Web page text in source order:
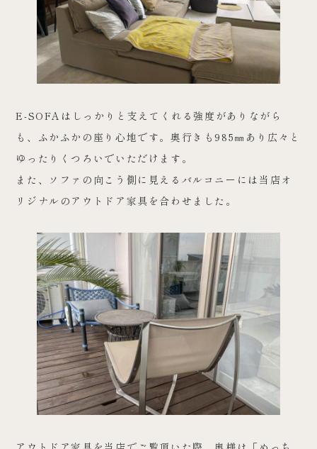
E-SOFAはしっかりと支えてくれる強度がありながら
も、ふかふかの座り心地です。奥行きも985㎜あり広々と
ゆったりくつろいでいただけます。
また、ソファの向こう側に見えるバルコニーには当店オ
リジナルのアウトドア家具を合わせました。